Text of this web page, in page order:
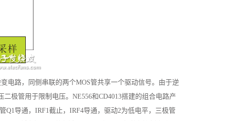
电路，同侧串联的两个MOS管共享一个驱动信号。由于逆
极管用于限制电压。NE556和CD4013搭建的组合电路产
Q1导通，IRF1截止，IRF4导通，驱动2为低电平，三极管